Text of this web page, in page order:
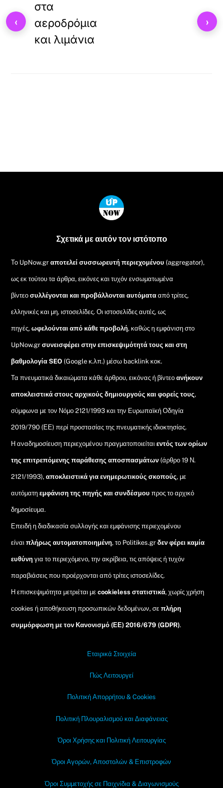
στα
αεροδρόμια
και λιμάνια
Back
To
Σχετικά με αυτόν τον ιστότοπο
Το UpNow.grαποτελεί συσσωρευτή περιεχομένου (aggregator),
ως εκ τούτου τα άρθρα, εικόνες και τυχόν ενσωματωμένα
βίντεοσυλλέγονται και προβάλλονται αυτόματααπό τρίτες,
ελληνικές και μη, ιστοσελίδες. Οι ιστοσελίδες αυτές, ως
πηγές,ωφελούνται από κάθε προβολή, καθώς η εμφάνιση στο
UpNow.gr συνεισφέρει στην επισκεψιμότητά τους και στη
βαθμολογία SEO (Google κ.λπ.) μέσω backlink κοκ.
Τα πνευματικά δικαιώματα κάθε άρθρου, εικόνας ή βίντεοανήκουν
αποκλειστικά στους αρχικούς δημιουργούς και φορείς τους,
σύμφωνα με τον Νόμο 2121/1993 και την Ευρωπαϊκή Οδηγία
2019/790 (ΕΕ) περί προστασίας της πνευματικής ιδιοκτησίας.
Η αναδημοσίευση περιεχομένου πραγματοποιείταιεντός των ορίων
της επιτρεπόμενης παράθεσης αποσπασμάτων (άρθρο 19 Ν.
2121/1993), αποκλειστικά για ενημερωτικούς σκοπούς, με
αυτόματηεμφάνιση της πηγής και συνδέσμου προς το αρχικό
δημοσίευμα.
Επειδή η διαδικασία συλλογής και εμφάνισης περιεχομένου
είναιπλήρως αυτοματοποιημένη, το Politikes.grδεν φέρει καμία
ευθύνη για το περιεχόμενο, την ακρίβεια, τις απόψεις ή τυχόν
παραβιάσεις που προέρχονται από τρίτες ιστοσελίδες.
Η επισκεψιμότητα μετριέται μεcookieless στατιστικά, χωρίς χρήση
cookies ή αποθήκευση προσωπικών δεδομένων, σεπλήρη
συμμόρφωση με τον Κανονισμό (ΕΕ) 2016/679 (GDPR).
Εταιρικά Στοιχεία
Πώς Λειτουργεί
Πολιτική Απορρήτου & Cookies
Πολιτική Πλουραλισμού και Διαφάνειας
Όροι Χρήσης και Πολιτική Λειτουργίας
Όροι Αγορών, Αποστολών & Επιστροφών
Όροι Συμμετοχής σε Παιχνίδια & Διαγωνισμούς
‹ ›